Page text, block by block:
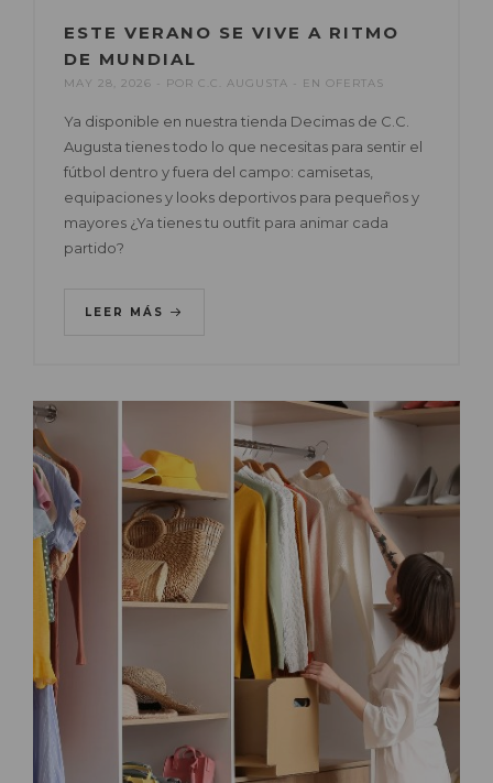
ESTE VERANO SE VIVE A RITMO
DE MUNDIAL
MAY 28, 2026 POR C.C. AUGUSTA EN OFERTAS
Ya disponible en nuestra tienda Decimas de C.C.
Augusta tienes todo lo que necesitas para sentir el
fútbol dentro y fuera del campo: camisetas,
equipaciones y looks deportivos para pequeños y
mayores ¿Ya tienes tu outfit para animar cada
partido?
LEER MÁS